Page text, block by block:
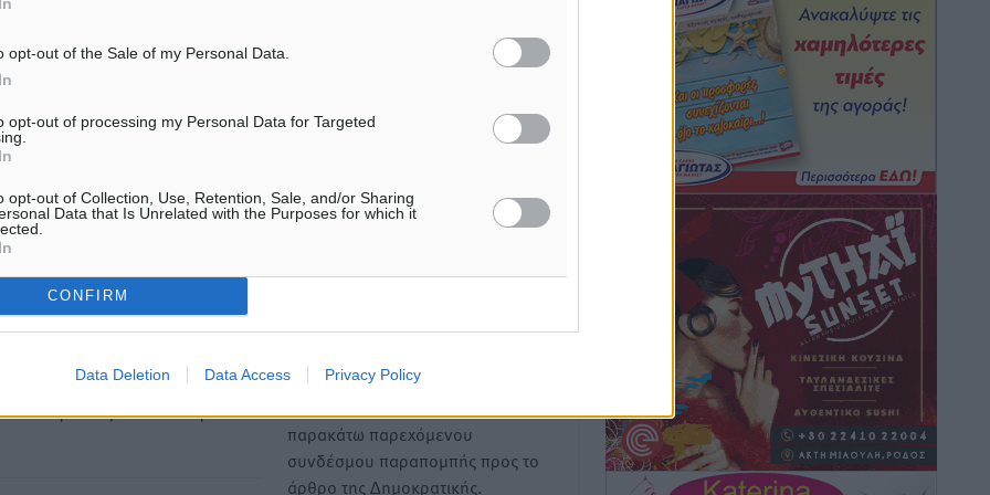
opt-out of the Sale of my Personal Data.
opt-out of processing my Personal Data for Targeted
opt-out of Collection, Use, Retention, Sale, and/or Sharing
Data that Is Unrelated with the Purposes for which it
CONFIRM
Data Deletion Data Access Privacy Policy
ΕΠΙΣΗΣ
Ανοδος 10% στον
τζίρο με στάσιμες
· 11:32
ΕΙΔΉΣΕΙΣ
Οι πρώτες εικόνες του νέου
06.08.26 · 11:20
Η Δημοκρατική δεν υιοθετεί
όποια σχόλια θεωρούμε
Χρήστες που δεν τηρούν
είδησης από άλλες ιστοσελίδες
παρακάτω παρεχόμενου
συνδέσμου παραπομπής προς το
άρθρο της Δημοκρατικής.
κάπνισμα
• πριν 2 ώρες
Έκτακτο επίδομα παιδιού: Έως 10
Αυγούστου η προθεσμία για ΑΦΜ –
Ποιοι πάνε ταμείο
• πριν 2 ώρες
ASTYBUS: 27.642 διαδρομές στην
Αστυπάλαια – Το «έξυπνο» μοντέλο
μετακίνησης που έγινε μέρος της
καθημερινότητας
Τοπικές Ειδήσεις πριν 2 ώρες
Ερώτηση Μπελέρη σε Κομισιόν για τη
δημιουργία «σύγχρονου Ευρωπαϊκού
Ταμείου Αντιμετώπισης Φυσικών
Καταστροφών»